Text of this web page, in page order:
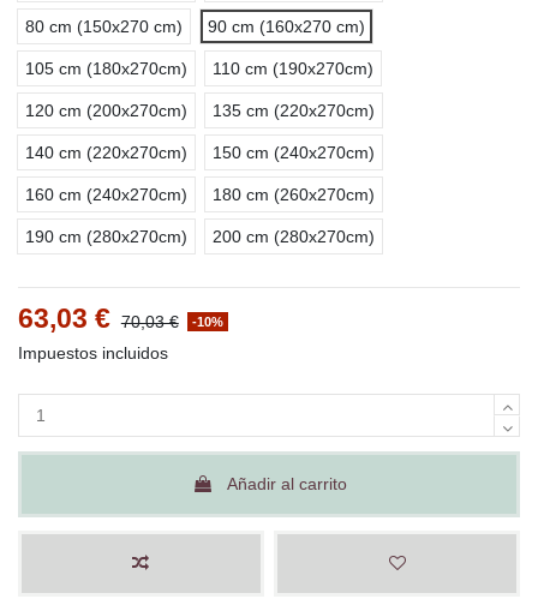
80 cm (150x270 cm) 90 cm (160x270 cm)
105 cm (180x270cm) 110 cm (190x270cm)
120 cm (200x270cm) 135 cm (220x270cm)
140 cm (220x270cm) 150 cm (240x270cm)
160 cm (240x270cm) 180 cm (260x270cm)
190 cm (280x270cm) 200 cm (280x270cm)
63,03 € 70,03 € -10%
Impuestos incluidos
Añadir al carrito